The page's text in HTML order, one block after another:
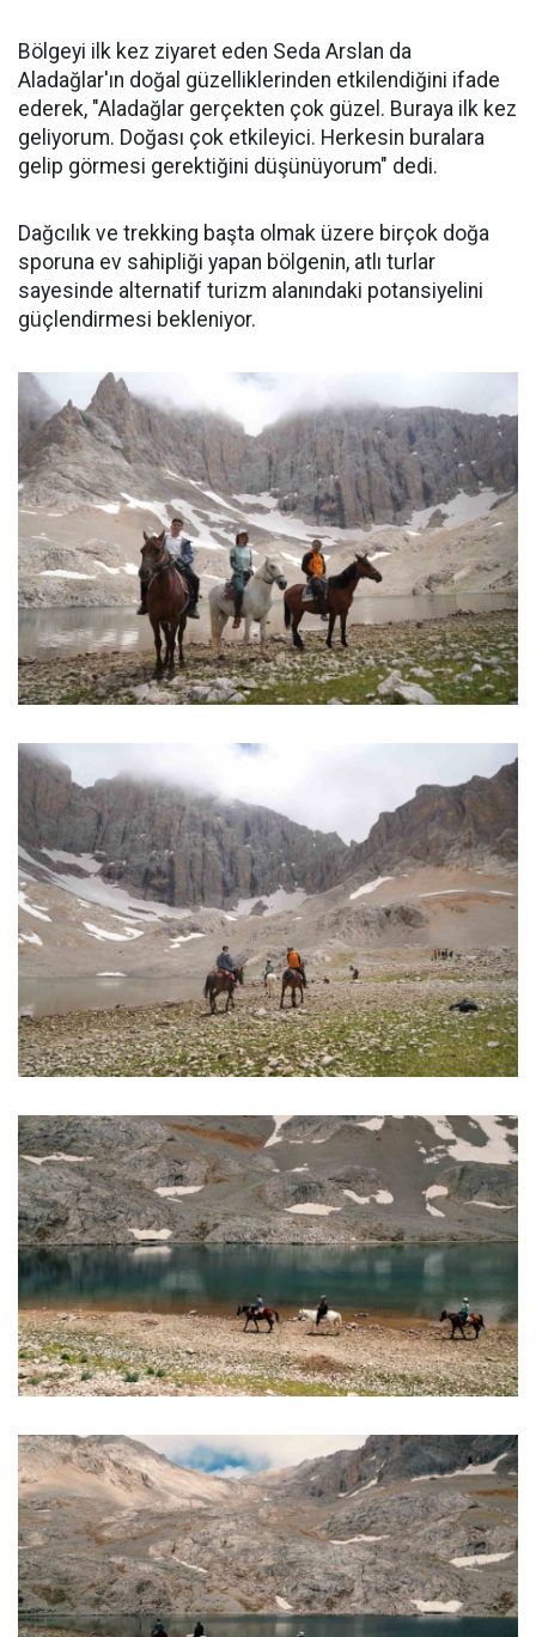
Bölgeyi ilk kez ziyaret eden Seda Arslan da
Aladağlar'ın doğal güzelliklerinden etkilendiğini ifade
ederek, "Aladağlar gerçekten çok güzel. Buraya ilk kez
geliyorum. Doğası çok etkileyici. Herkesin buralara
gelip görmesi gerektiğini düşünüyorum" dedi.
Dağcılık ve trekking başta olmak üzere birçok doğa
sporuna ev sahipliği yapan bölgenin, atlı turlar
sayesinde alternatif turizm alanındaki potansiyelini
güçlendirmesi bekleniyor.